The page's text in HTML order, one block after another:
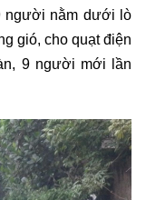
người nằm dưới lò
gió, cho quạt điện
9 người mới lần